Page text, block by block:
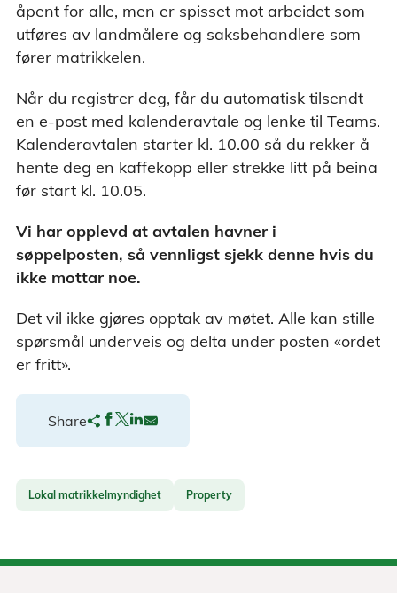
åpent for alle, men er spisset mot arbeidet som
utføres av landmålere og saksbehandlere som
fører matrikkelen.
Når du registrer deg, får du automatisk tilsendt
en e-post med kalenderavtale og lenke til Teams.
Kalenderavtalen starter kl. 10.00 så du rekker å
hente deg en kaffekopp eller strekke litt på beina
før start kl. 10.05.
Vi har opplevd at avtalen havner i
søppelposten, så vennligst sjekk denne hvis du
ikke mottar noe.
Det vil ikke gjøres opptak av møtet. Alle kan stille
spørsmål underveis og delta under posten «ordet
er fritt».
Share
Lokal matrikkelmyndighet Property